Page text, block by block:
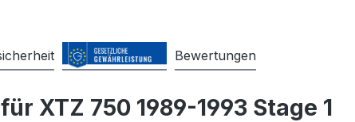
Bewertungen
XTZ 750 1989-1993 Stage 1